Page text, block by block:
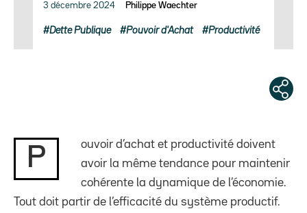
3 décembre 2024 Philippe Waechter
Dette Publique Pouvoir d'Achat Productivité
P
ouvoir d’achat et productivité doivent
avoir la même tendance pour maintenir
cohérente la dynamique de l’économie.
Tout doit partir de l’efficacité du système productif.